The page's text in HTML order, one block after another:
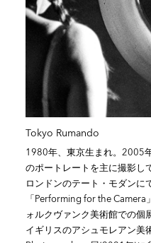
Tokyo Rumando
1980年、東京生まれ。2005
のポートレートを主に撮影
ロンドンのテート・モダンに
「Performing for the
ォルクヴァンク美術館での個
イギリスのアシュモレアン美